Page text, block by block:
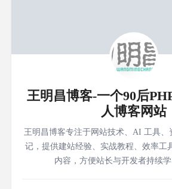
王明昌博客-一个90后
人博客网站
王明昌博客专注于网站技术、AI 工具、
记，提供建站经验、实战教程、效率工
内容，方便站长与开发者持续学